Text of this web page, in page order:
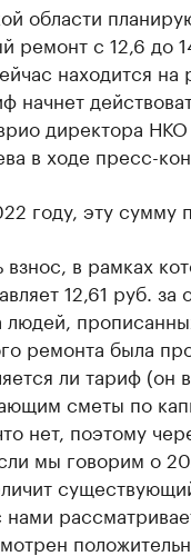
области
ремонт с 12,6 до
находится на
начнет
директора
в ходе пресс-
году, эту сумму
взнос, в рамках
12,61 руб.
людей,
ремонта была
ли тариф (он
сметы по
нет, поэтому
мы говорим о
нами